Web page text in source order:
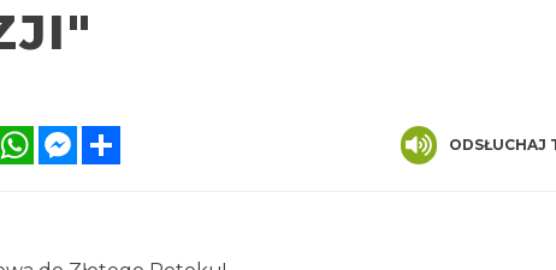
TwitterWhatsAppMessenger ODSŁUCHAJ